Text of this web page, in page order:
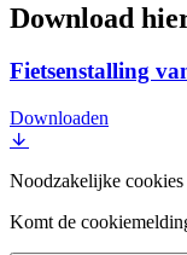
Download
Fietsenstalling
Downloaden
Noodzakelijke cookies
Komt de